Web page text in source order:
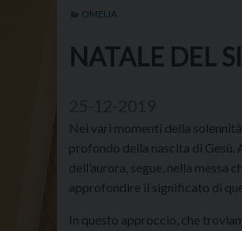
OMELIA
NATALE DEL
Nei vari momenti della
profondo della nascita di Gesù.
dell’aurora, segue, nella
approfondire il significato di
In questo approccio, che